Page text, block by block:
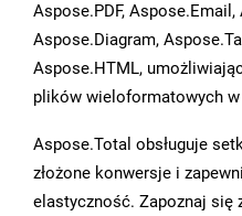
Aspose.PDF,
Aspose.Diagram,
Aspose.HTML,
plików wieloformatowych
Aspose.Total obsługuje
złożone konwersje i
elastyczność. Zapoznaj się